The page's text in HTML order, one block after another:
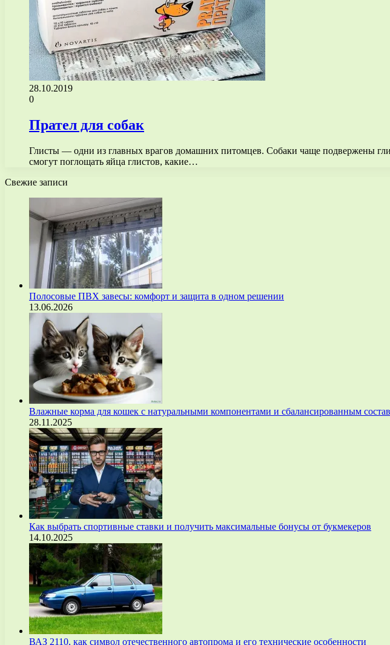
28.10.2019
0
Прател для собак
Глисты — одни из главных врагов домашних питомцев. Собаки чаще подвержены
смогут поглощать яйца глистов, какие…
Свежие записи
Полосовые ПВХ завесы: комфорт и защита в одном решении
13.06.2026
Влажные корма для кошек с натуральными компонентами и сбалансированным
28.11.2025
Как выбрать спортивные ставки и получить максимальные бонусы от букмекеров
14.10.2025
ВАЗ 2110, как символ отечественного автопрома и его технические особенности